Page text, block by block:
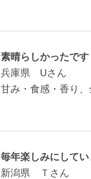
素晴らしかったです
兵庫県 Uさん
甘み・食感・香り、
毎年楽しみにしてい
新潟県 Ｔさん